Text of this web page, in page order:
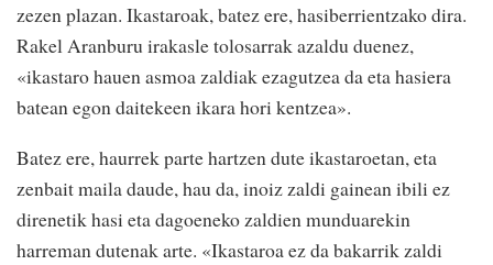
zezen plazan. Ikastaroak, batez ere, hasiberrientzako dira.
Rakel Aranburu irakasle tolosarrak azaldu duenez,
«ikastaro hauen asmoa zaldiak ezagutzea da eta hasiera
batean egon daitekeen ikara hori kentzea».
Batez ere, haurrek parte hartzen dute ikastaroetan, eta
zenbait maila daude, hau da, inoiz zaldi gainean ibili ez
direnetik hasi eta dagoeneko zaldien munduarekin
harreman dutenak arte. «Ikastaroa ez da bakarrik zaldi